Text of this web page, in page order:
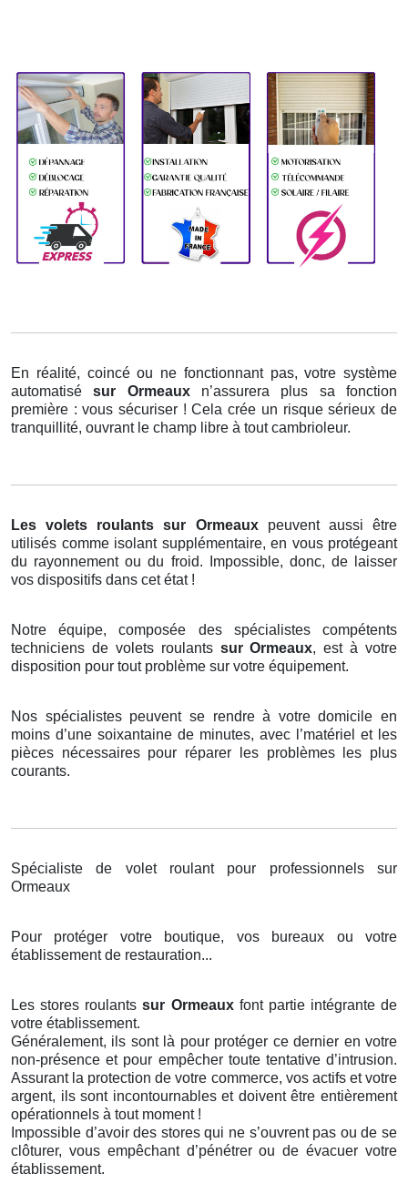
En réalité, coincé ou ne fonctionnant pas, votre système
automatisésur Ormeaux n’assurera plus sa fonction
première : vous sécuriser ! Cela crée un risque sérieux de
tranquillité, ouvrant le champ libre à tout cambrioleur.
Les volets roulants sur Ormeaux peuvent aussi être
utilisés comme isolant supplémentaire, en vous protégeant
du rayonnement ou du froid. Impossible, donc, de laisser
vos dispositifs dans cet état !
Notre équipe, composée des spécialistes compétents
techniciens de volets roulants sur Ormeaux, est à votre
disposition pour tout problème sur votre équipement.
Nos spécialistes peuvent se rendre à votre domicile en
moins d’une soixantaine de minutes, avec l’matériel et les
pièces nécessaires pour réparer les problèmes les plus
courants.
Spécialiste de volet roulant pour professionnels sur
Ormeaux
Pour protéger votre boutique, vos bureaux ou votre
établissement de restauration...
Les stores roulantssur Ormeaux font partie intégrante de
votre établissement.
Généralement, ils sont là pour protéger ce dernier en votre
non-présence et pour empêcher toute tentative d’intrusion.
Assurant la protection de votre commerce, vos actifs et votre
argent, ils sont incontournables et doivent être entièrement
opérationnels à tout moment !
Impossible d’avoir des stores qui ne s’ouvrent pas ou de se
clôturer, vous empêchant d’pénétrer ou de évacuer votre
établissement.